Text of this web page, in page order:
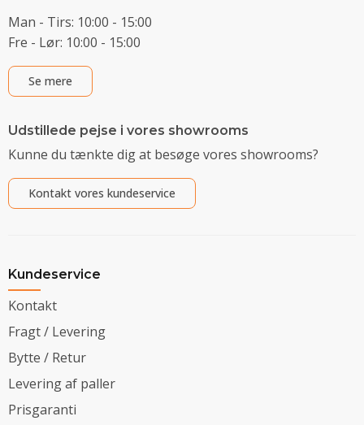
Man - Tirs: 10:00 - 15:00
Fre - Lør: 10:00 - 15:00
Se mere
Udstillede pejse i vores showrooms
Kunne du tænkte dig at besøge vores showrooms?
Kontakt vores kundeservice
Kundeservice
Kontakt
Fragt / Levering
Bytte / Retur
Levering af paller
Prisgaranti